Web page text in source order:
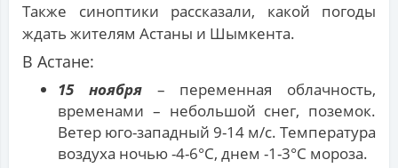
Также синоптики рассказали, какой погоды
ждать жителям Астаны и Шымкента.
В Астане:
15 ноября– переменная облачность,
временами – небольшой снег, поземок.
Ветер юго-западный 9-14 м/с. Температура
воздуха ночью -4-6°С, днем -1-3°С мороза.